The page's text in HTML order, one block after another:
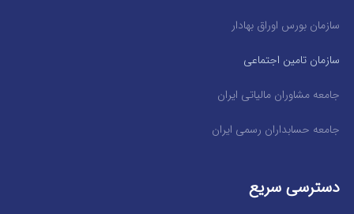
سازمان بورس اوراق بهادار
سازمان تامین اجتماعی
جامعه مشاوران مالیاتی ایران
جامعه حسابداران رسمی ایران
دسترسی سریع